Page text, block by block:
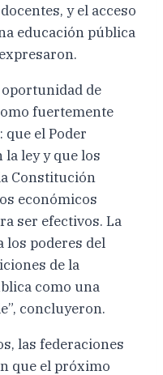
y el acceso
educación pública
oportunidad de
fuertemente
el Poder
ley y que los
Constitución
económicos
ser efectivos. La
los poderes del
de la
como una
concluyeron.
las federaciones
que el próximo